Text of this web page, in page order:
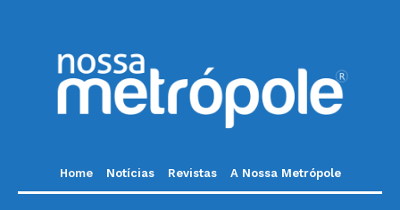
Home Notícias Revistas A Nossa Metrópole